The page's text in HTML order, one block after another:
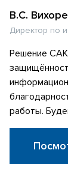
В.С.
Директор по
Решение
работы.